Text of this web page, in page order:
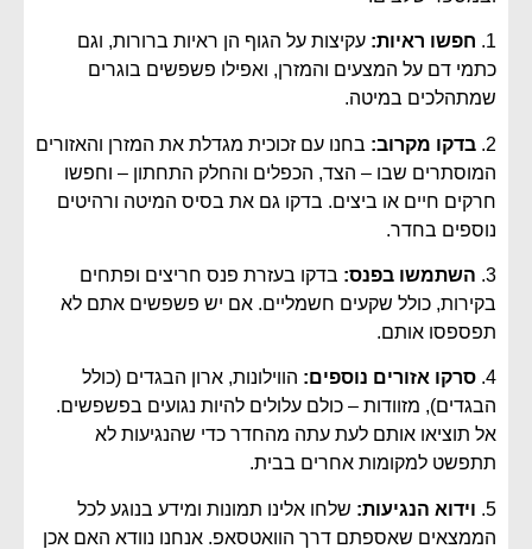
1. חפשו ראיות: עקיצות על הגוף הן ראיות ברורות, וגם
כתמי דם על המצעים והמזרן, ואפילו פשפשים בוגרים
שמתהלכים במיטה.
2. בדקו מקרוב: בחנו עם זכוכית מגדלת את המזרן והאזורים
המוסתרים שבו – הצד, הכפלים והחלק התחתון – וחפשו
חרקים חיים או ביצים. בדקו גם את בסיס המיטה ורהיטים
נוספים בחדר.
3. השתמשו בפנס: בדקו בעזרת פנס חריצים ופתחים
בקירות, כולל שקעים חשמליים. אם יש פשפשים אתם לא
תפספסו אותם.
4. סרקו אזורים נוספים: הווילונות, ארון הבגדים (כולל
הבגדים), מזוודות – כולם עלולים להיות נגועים בפשפשים.
אל תוציאו אותם לעת עתה מהחדר כדי שהנגיעות לא
תתפשט למקומות אחרים בבית.
5. וידוא הנגיעות: שלחו אלינו תמונות ומידע בנוגע לכל
הממצאים שאספתם דרך הוואטסאפ. אנחנו נוודא האם אכן